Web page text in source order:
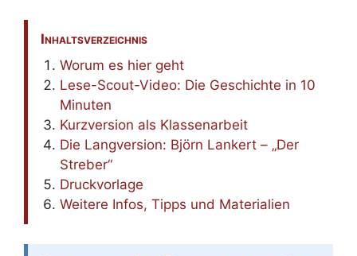
Inhaltsverzeichnis
Worum es hier geht
Lese-Scout-Video: Die Geschichte in 10
Minuten
Kurzversion als Klassenarbeit
Die Langversion: Björn Lankert – „Der
Streber“
Druckvorlage
Weitere Infos, Tipps und Materialien